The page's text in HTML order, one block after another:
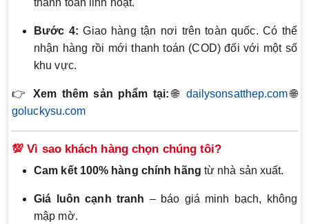
thanh toán linh hoạt.
Bước 4: Giao hàng tận nơi trên toàn quốc. Có thể
nhận hàng rồi mới thanh toán (COD) đối với một số
khu vực.
👉 Xem thêm sản phẩm tại:🌐 dailysonsatthep.com🌐
goluckysu.com
💯 Vì sao khách hàng chọn chúng tôi?
Cam kết 100% hàng chính hãng từ nhà sản xuất.
Giá luôn cạnh tranh – báo giá minh bạch, không
mập mờ.